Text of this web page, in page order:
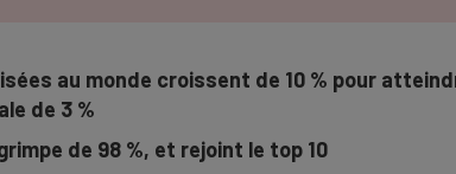
au monde croissent de 10 % pour
de 3 %
de 98 %, et rejoint le top 10